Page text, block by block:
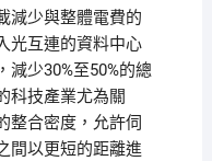
減少與整體電費的
光互連的資料中心
少30%至50%的總
科技產業尤為關
整合密度，允許伺
間以更短的距離進